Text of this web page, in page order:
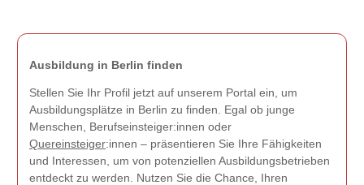
Ausbildung in Berlin finden
Stellen Sie Ihr Profil jetzt auf unserem Portal ein, um
Ausbildungsplätze in Berlin zu finden. Egal ob junge
Menschen, Berufseinsteiger:innen oder
Quereinsteiger:innen – präsentieren Sie Ihre Fähigkeiten
und Interessen, um von potenziellen Ausbildungsbetrieben
entdeckt zu werden. Nutzen Sie die Chance, Ihren